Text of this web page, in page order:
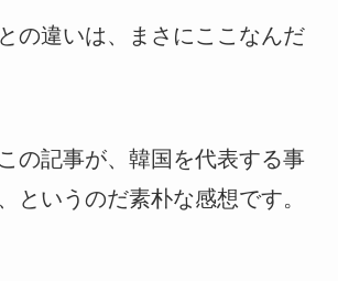
の違いは、まさにここなんだ
の記事が、韓国を代表する事
というのだ素朴な感想です。